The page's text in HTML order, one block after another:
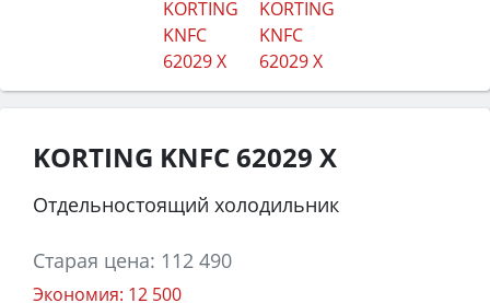
KORTING KNFC 62029 X
Отдельностоящий холодильник
Старая цена: 112 490
Экономия: 12 500